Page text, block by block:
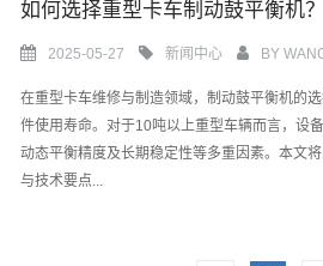
2025-05-27 新闻中心 BY
在重型卡车维修与制造领域，制动鼓平衡机的
件使用寿命。对于10吨以上重型车辆而言，设
动态平衡精度及长期稳定性等多重因素。本文
与技术要点...